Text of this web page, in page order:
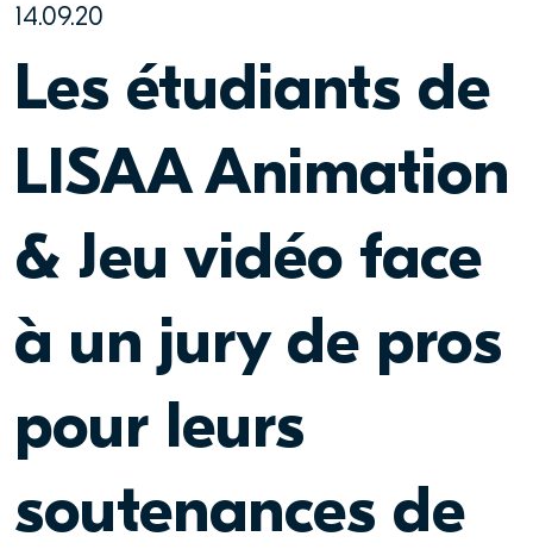
14.09.20
Les étudiants de
LISAA Animation
& Jeu vidéo face
à un jury de pros
pour leurs
soutenances de